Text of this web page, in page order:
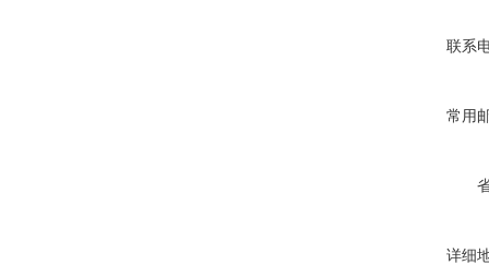
联系
常用
详细